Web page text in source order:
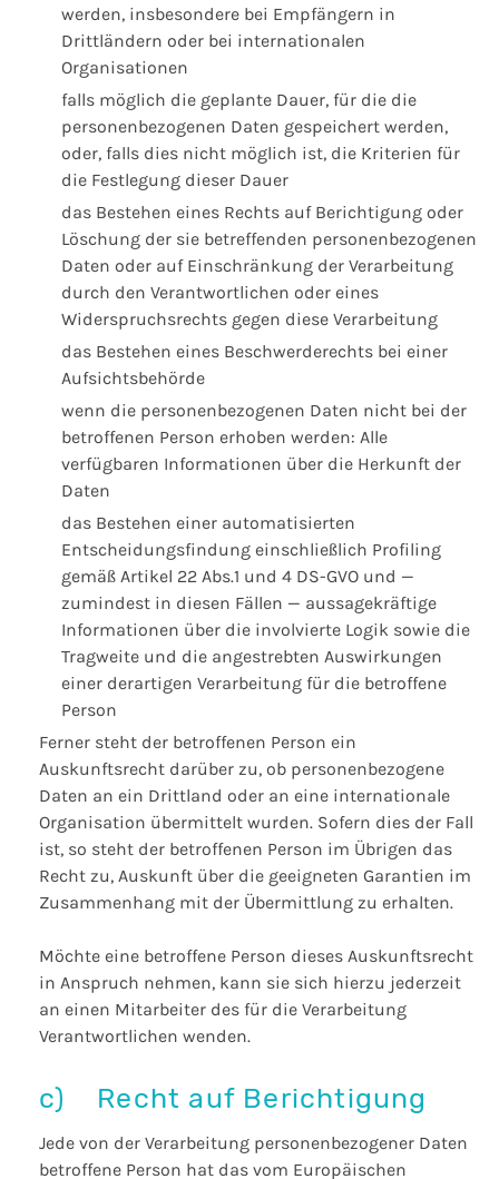
werden, insbesondere bei Empfängern in
Drittländern oder bei internationalen
Organisationen
falls möglich die geplante Dauer, für die die
personenbezogenen Daten gespeichert werden,
oder, falls dies nicht möglich ist, die Kriterien für
die Festlegung dieser Dauer
das Bestehen eines Rechts auf Berichtigung oder
Löschung der sie betreffenden personenbezogenen
Daten oder auf Einschränkung der Verarbeitung
durch den Verantwortlichen oder eines
Widerspruchsrechts gegen diese Verarbeitung
das Bestehen eines Beschwerderechts bei einer
Aufsichtsbehörde
wenn die personenbezogenen Daten nicht bei der
betroffenen Person erhoben werden: Alle
verfügbaren Informationen über die Herkunft der
Daten
das Bestehen einer automatisierten
Entscheidungsfindung einschließlich Profiling
gemäß Artikel 22 Abs.1 und 4 DS-GVO und —
zumindest in diesen Fällen — aussagekräftige
Informationen über die involvierte Logik sowie die
Tragweite und die angestrebten Auswirkungen
einer derartigen Verarbeitung für die betroffene
Person
Ferner steht der betroffenen Person ein
Auskunftsrecht darüber zu, ob personenbezogene
Daten an ein Drittland oder an eine internationale
Organisation übermittelt wurden. Sofern dies der Fall
ist, so steht der betroffenen Person im Übrigen das
Recht zu, Auskunft über die geeigneten Garantien im
Zusammenhang mit der Übermittlung zu erhalten.
Möchte eine betroffene Person dieses Auskunftsrecht
in Anspruch nehmen, kann sie sich hierzu jederzeit
an einen Mitarbeiter des für die Verarbeitung
Verantwortlichen wenden.
c) Recht auf Berichtigung
Jede von der Verarbeitung personenbezogener Daten
betroffene Person hat das vom Europäischen